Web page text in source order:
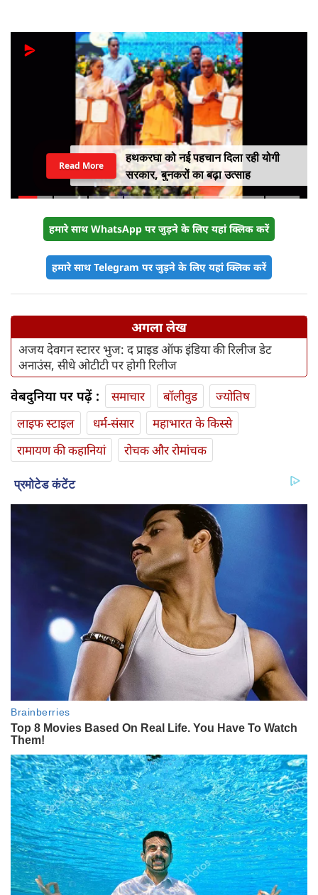
हथकरघा को नई पहचान दिला रही योगी
सरकार, बुनकरों का बढ़ा उत्साह
Read More
हमारे साथ WhatsApp पर जुड़ने के लिए यहां क्लिक करें
हमारे साथ Telegram पर जुड़ने के लिए यहां क्लिक करें
अगला लेख
अजय देवगन स्टारर भुज: द प्राइड ऑफ इंडिया की रिलीज डेट
अनाउंस, सीधे ओटीटी पर होगी रिलीज
वेबदुनिया पर पढ़ें : समाचार बॉलीवुड
ज्योतिष
लाइफ स्‍टाइल
धर्म-संसार
महाभारत के किस्से
रामायण की कहानियां
रोचक और रोमांचक